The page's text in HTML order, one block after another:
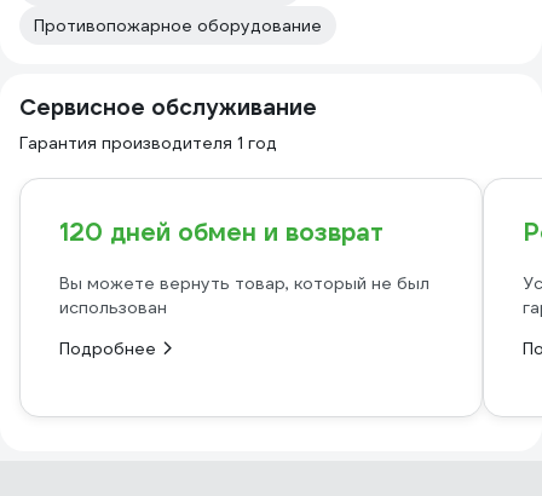
Противопожарное оборудование
Сервисное обслуживание
Гарантия производителя 1 год
120 дней обмен и возврат
Вы можете вернуть товар, который не был
использован
Подробнее